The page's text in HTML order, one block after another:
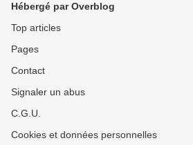
Hébergé par Overblog
Top articles
Pages
Contact
Signaler un abus
C.G.U.
Cookies et données personnelles